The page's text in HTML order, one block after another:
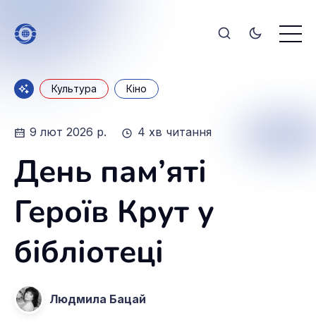
Культура Кіно
9 лют 2026 р. 4 хв читання
День пам’яті
Героїв Крут у
бібліотеці
Людмила Бацай